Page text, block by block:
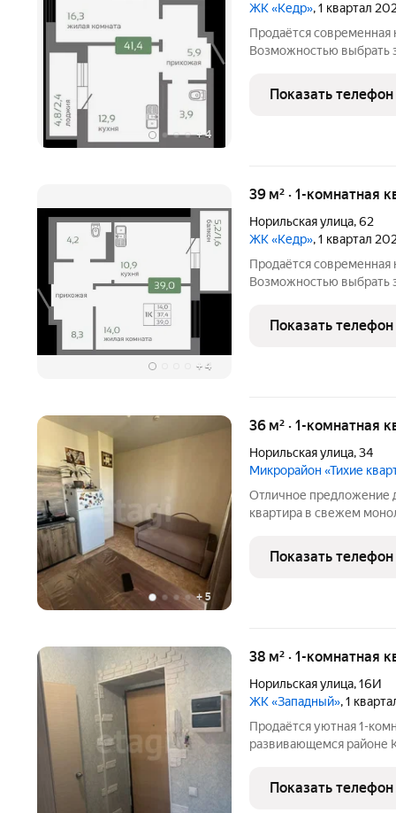
+4
ЖК «Кедр», 1 квартал
Продаётся современная
Возможностью выбрать этаж
возможность получить
сотни тысяч рублей.
Показать телефон
+ 4
39 м² · 1-комнатная
Норильская улица,62
ЖК «Кедр», 1 квартал
Продаётся современная
Возможностью выбрать этаж
возможность получить
сотни тысяч рублей.
Показать телефон
+5
36 м² · 1-комнатная
Норильская улица,34
Микрорайон «Тихие
Отличное предложение
квартира в свежем
открывается
бескрайние
Показать телефон
38 м² · 1-комнатная
Норильская улица,16И
ЖК «Западный», 1
Продаётся уютная 1-
развивающемся районе Красноярска!
сдачи в аренду.
кирпичного дома 2016
Показать телефон